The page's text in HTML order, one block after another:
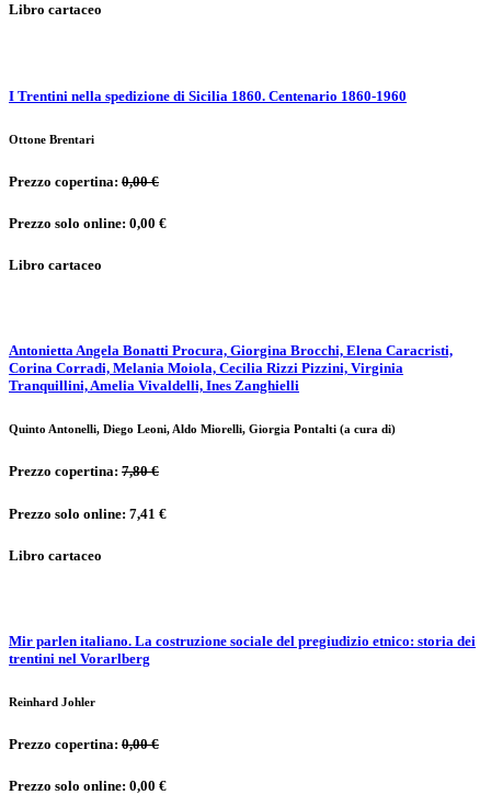
Libro cartaceo
I Trentini nella spedizione di Sicilia 1860. Centenario 1860-1960
Ottone Brentari
Prezzo copertina: 0,00 €
Prezzo solo online: 0,00 €
Libro cartaceo
Antonietta Angela Bonatti Procura, Giorgina Brocchi, Elena Caracristi,
Corina Corradi, Melania Moiola, Cecilia Rizzi Pizzini, Virginia
Tranquillini, Amelia Vivaldelli, Ines Zanghielli
Quinto Antonelli, Diego Leoni, Aldo Miorelli, Giorgia Pontalti (a cura di)
Prezzo copertina: 7,80 €
Prezzo solo online: 7,41 €
Libro cartaceo
Mir parlen italiano. La costruzione sociale del pregiudizio etnico: storia dei
trentini nel Vorarlberg
Reinhard Johler
Prezzo copertina: 0,00 €
Prezzo solo online: 0,00 €